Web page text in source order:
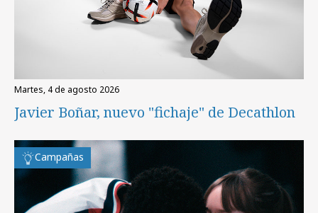
martes, 4 de agosto 2026
Javier Boñar, nuevo "fichaje" de Decathlon
Campañas